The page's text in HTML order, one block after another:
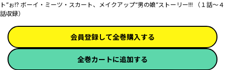
ト”ぉ!? ボーイ・ミーツ・スカート、メイクアップ“男の娘”ストーリー!!! （１話～４
話収録）
会員登録して全巻購入する
全巻カートに追加する